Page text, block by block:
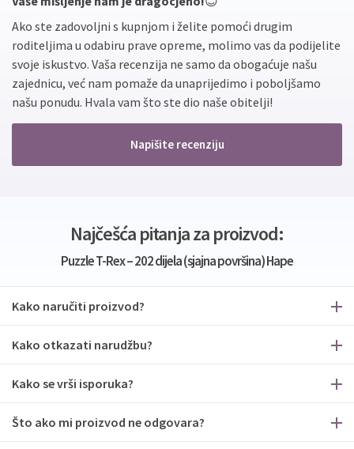
Ako ste zadovoljni s kupnjom i želite pomoći drugim
roditeljima u odabiru prave opreme, molimo vas da podijelite
svoje iskustvo. Vaša recenzija ne samo da obogaćuje našu
zajednicu, već nam pomaže da unaprijedimo i poboljšamo
našu ponudu. Hvala vam što ste dio naše obitelji!
Napišite recenziju
Najčešća pitanja za proizvod:
Puzzle T-Rex – 202 dijela (sjajna površina) Hape
Kako naručiti proizvod?
Kako otkazati narudžbu?
Kako se vrši isporuka?
Što ako mi proizvod ne odgovara?